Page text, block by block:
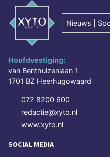
Nieuws |
Hoofdvestiging:
van Benthuizenlaan 1
1701 BZ Heerhugowaard
072 8200 600
redactie@xyto.nl
www.xyto.nl
SOCIAL MEDIA